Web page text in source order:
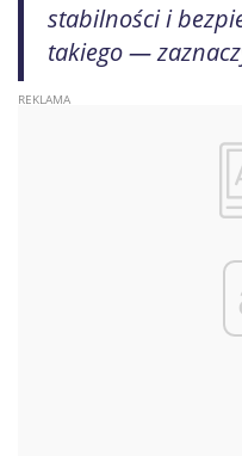
stabilności i
takiego —